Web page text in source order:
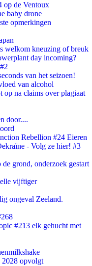
op de Ventoux
baby drone
opmerkingen
welkom kneuzing of breuk
day incoming?
van het seizoen!
van alcohol
op na claims over plagiaat
door....
Rebellion #24 Eieren
- Volg ze hier! #3
grond, onderzoek gestart
vijftiger
ongeval Zeeland.
#213 elk gehucht met
2028 opvolgt